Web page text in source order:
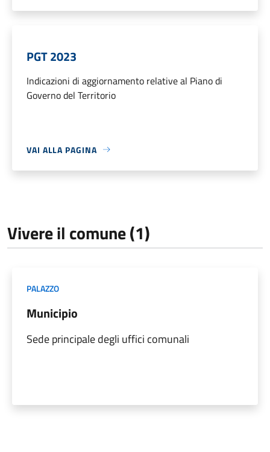
PGT 2023
Indicazioni di aggiornamento relative al Piano di
Governo del Territorio
VAI ALLA PAGINA
Vivere il comune (1)
PALAZZO
Municipio
Sede principale degli uffici comunali